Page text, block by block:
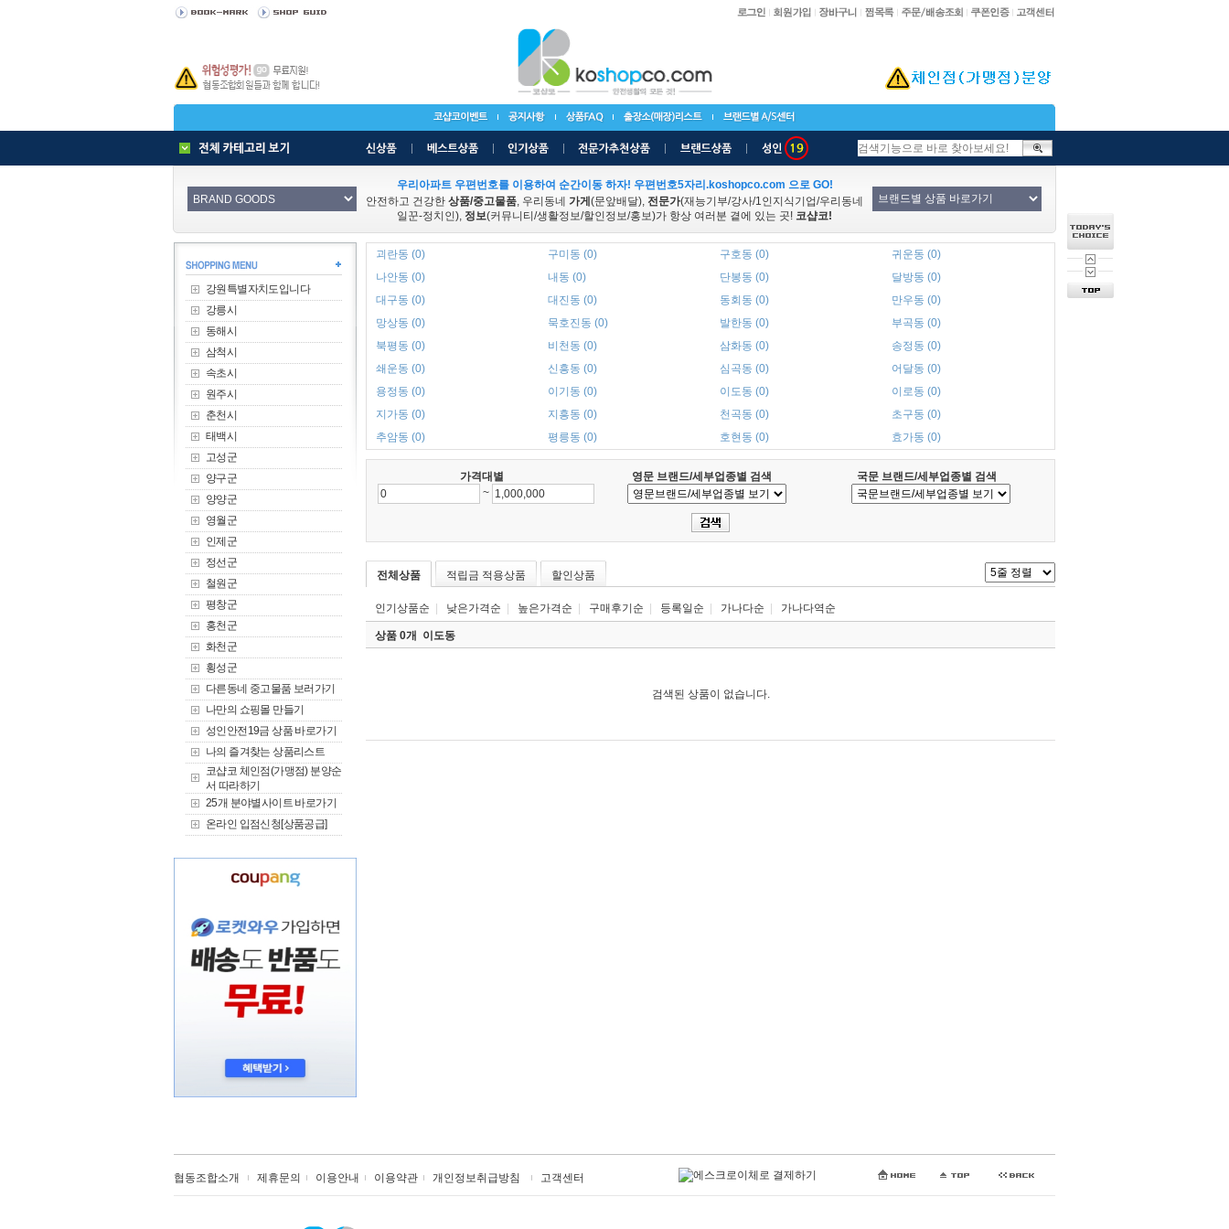
우리아파트 우편번호를 이용하여 순간이동 하자! 우편번호5자리.koshopco.com 으로 GO!
안전하고 건강한 상품/중고물품, 우리동네 가게 (문앞배달), 전문가(재능기부/강사/1인지식기업/우리동네
일꾼-정치인), 정보(커뮤니티/생활정보/할인정보/홍보)가 항상 여러분 곁에 있는 곳! 코샵코!
강원특별자치도입니다
강릉시
동해시
삼척시
속초시
원주시
춘천시
태백시
고성군
양구군
양양군
영월군
인제군
정선군
철원군
평창군
홍천군
화천군
횡성군
다른동네 중고물품 보러가기
나만의 쇼핑몰 만들기
성인안전19금 상품 바로가기
나의 즐겨찾는 상품리스트
코샵코 체인점(가맹점) 분양순
서 따라하기
25개 분야별사이트 바로가기
온라인 입점신청[상품공급]
괴란동 (0) 구미동 (0) 구호동 (0)
귀운동 (0)
나안동 (0)
내동 (0) 단봉동 (0)
달방동 (0)
대구동 (0)
대진동 (0) 동회동 (0)
만우동 (0)
망상동 (0)
묵호진동 (0) 발한동 (0)
부곡동 (0)
북평동 (0)
비천동 (0) 삼화동 (0)
송정동 (0)
쇄운동 (0)
신흥동 (0) 심곡동 (0)
어달동 (0)
용정동 (0)
이기동 (0) 이도동 (0)
이로동 (0)
지가동 (0)
지흥동 (0) 천곡동 (0)
초구동 (0)
추암동 (0)
평릉동 (0) 호현동 (0) 효가동 (0)
가격대별 영문 브랜드/세부업종별 검색
국문 브랜드/세부업종별 검색
~
전체상품 적립금 적용상품 할인상품
인기상품순 낮은가격순 높은가격순 구매후기순 등록일순 가나다순 가나다역순
상품 0개 이도동
검색된 상품이 없습니다.
협동조합소개 제휴문의 이용안내 이용약관 개인정보취급방침 고객센터